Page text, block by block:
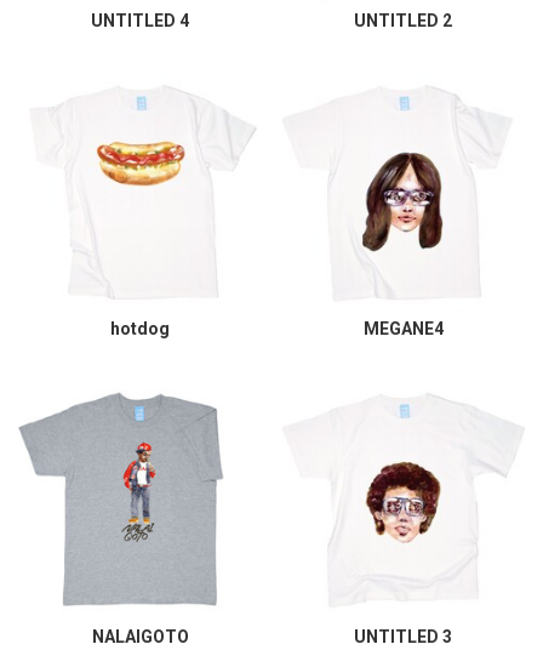
UNTITLED 4 UNTITLED 2
hotdog MEGANE4
NALAIGOTO UNTITLED 3